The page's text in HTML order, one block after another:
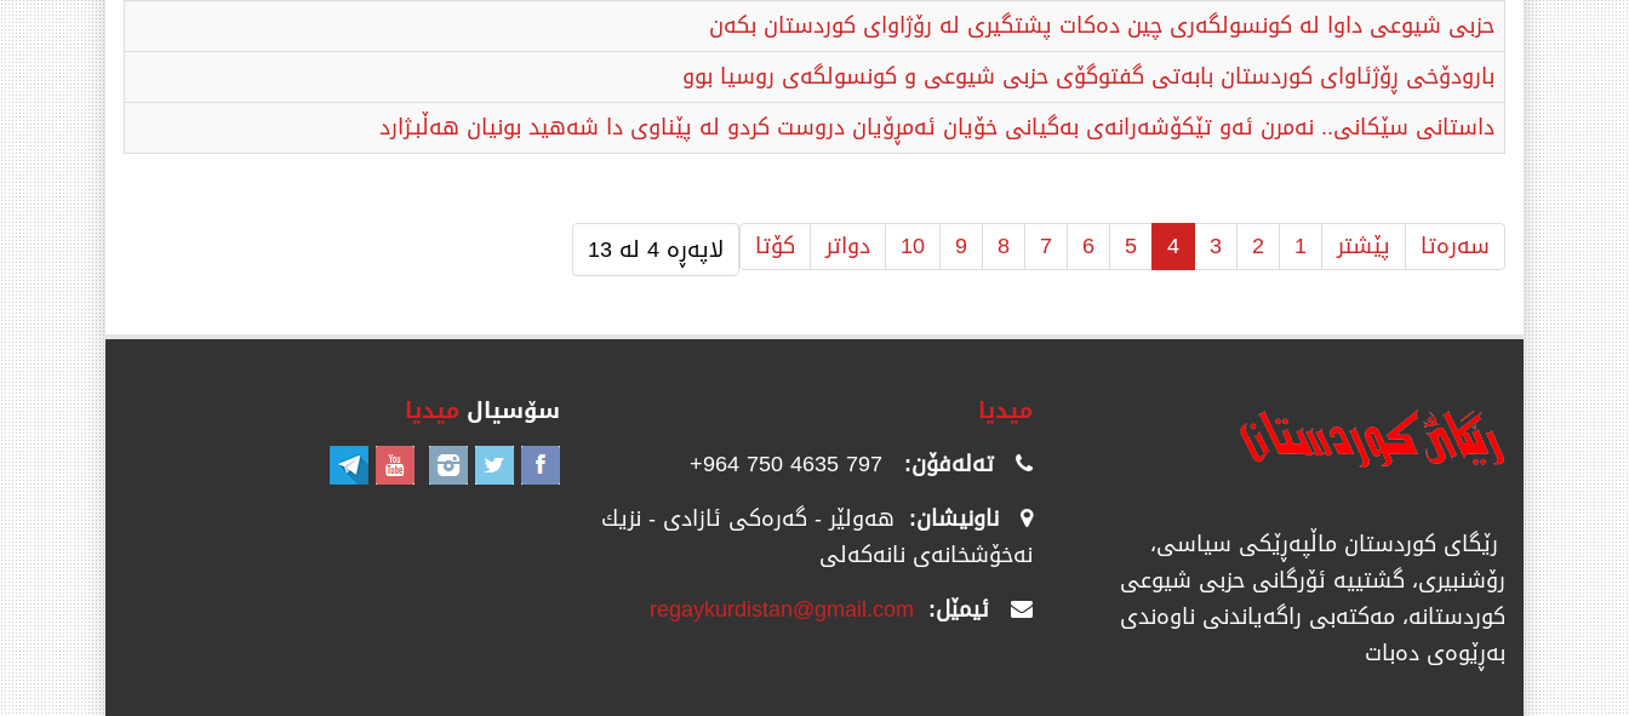
حزبی شیوعی داوا له‌ كونسولگه‌ری چین ده‌كات پشتگیری له‌ رۆژاوای كوردستان بكه‌ن
بارودۆخی ڕۆژئاوای كوردستان بابه‌تی گفتوگۆی حزبی شیوعی و كونسولگه‌ی روسیا بوو
داستانی سێکانی.. نەمرن ئەو تێکۆشەرانەی بەگیانی خۆیان ئەمڕۆیان دروست کردو لە پێناوی دا شەهید بونیان هەڵبـژارد
لاپەڕە 4 لە 13 سەرەتا پێشتر 1
2
3
4
5
6
7
8
9
10 دواتر كۆتا
رێگای كوردستان ماڵپەڕێكی سیاسی،
رۆشنبیری، گشتییە ئۆرگانی حزبی شیوعی
كوردستانە، مەكتەبی راگەیاندنی ناوەندی
بەڕێوەی دەبات
میدیا
تەلەفۆن:
ناونیشان: هەولێر - گەرەکی ئازادی - نزیك
نەخۆشخانەی نانەکەلی
ئیمێل: regaykurdistan@gmail.com
سۆسیال میدیا